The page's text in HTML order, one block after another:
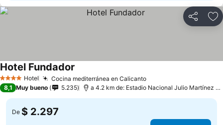
Compartir
4 EstrellasHotel Cocina mediterránea en Calicanto
Hotel Fundador
8,1 Muy bueno 5.235 a 4.2 km de: Estadio Nacional Julio Martínez Prádanos
De $ 2.297